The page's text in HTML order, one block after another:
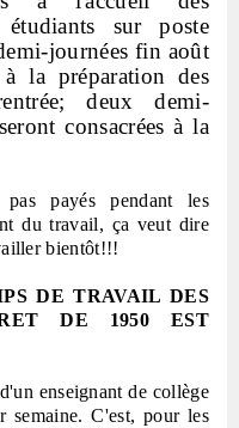
sur poste
journées fin août
à la préparation des
deux demi-
consacrées à la
payés pendant les
du travail, ça veut dire
bientôt!!!
DE TRAVAIL DES
DE 1950 EST
enseignant de collège
semaine. C'est, pour les